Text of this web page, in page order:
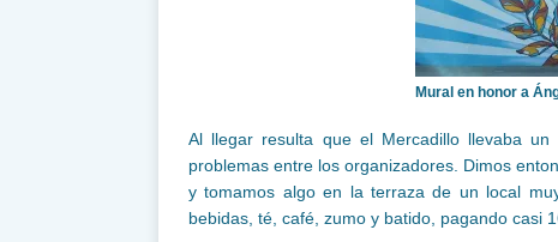
Mural en honor a
Al llegar resulta que el Mercadillo llevaba
problemas entre los organizadores. Dimos
y tomamos algo en la terraza de un local
bebidas, té, café, zumo y batido, pagando casi